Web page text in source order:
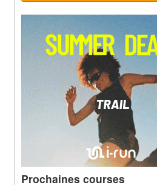
Prochaines courses